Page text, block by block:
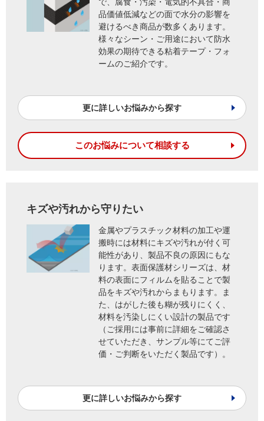
品価値低減などの面で水分の影響を
避けるべき商品が数多くあります。
様々なシーン・ご用途において防水
効果の期待できる粘着テープ・フォ
ームのご紹介です。
更に詳しいお悩みから探す
このお悩みについて相談する
キズや汚れから守りたい
金属やプラスチック材料の加工や運
搬時には材料にキズや汚れが付く可
能性があり、製品不良の原因にもな
ります。表面保護材シリーズは、材
料の表面にフィルムを貼ることで製
品をキズや汚れからまもります。ま
た、はがした後も糊が残りにくく、
材料を汚染しにくい設計の製品です
（ご採用には事前に詳細をご確認さ
せていただき、サンプル等にてご評
価・ご判断をいただく製品です）。
更に詳しいお悩みから探す